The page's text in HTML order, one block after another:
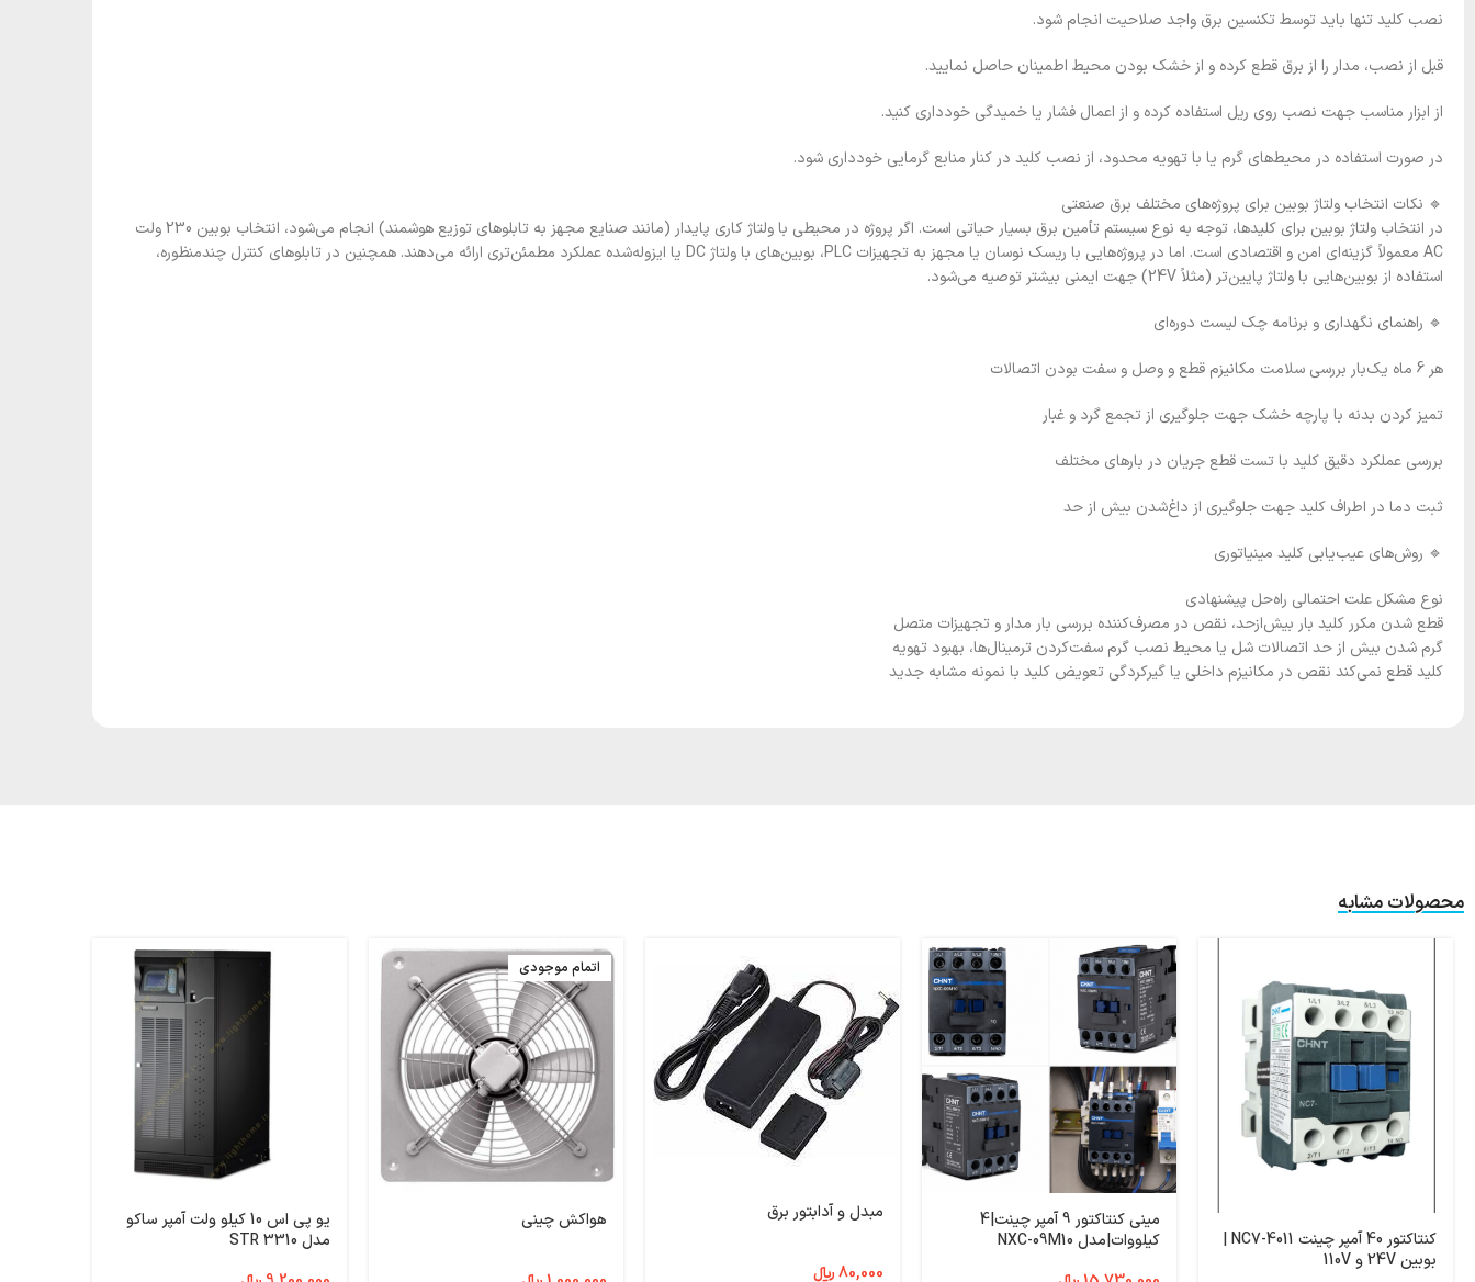
نصب کلید تنها باید توسط تکنسین برق واجد صلاحیت انجام شود.
قبل از نصب، مدار را از برق قطع کرده و از خشک بودن محیط اطمینان حاصل نمایید.
از ابزار مناسب جهت نصب روی ریل استفاده کرده و از اعمال فشار یا خمیدگی خودداری کنید.
در صورت استفاده در محیط‌های گرم یا با تهویه محدود، از نصب کلید در کنار منابع گرمایی خودداری شود.
🔹 نکات انتخاب ولتاژ بوبین برای پروژه‌های مختلف برق صنعتی
در انتخاب ولتاژ بوبین برای کلیدها، توجه به نوع سیستم تأمین برق بسیار حیاتی است. اگر پروژه در محیطی با ولتاژ کاری پایدار (مانند صنایع مجهز به تابلوهای توزیع هوشمند) انجام می‌شود، انتخاب بوبین 230 ولت
AC معمولاً گزینه‌ای امن و اقتصادی است. اما در پروژه‌هایی با ریسک نوسان یا مجهز به تجهیزات PLC، بوبین‌های با ولتاژ DC یا ایزوله‌شده عملکرد مطمئن‌تری ارائه می‌دهند. همچنین در تابلوهای کنترل چندمنظوره،
استفاده از بوبین‌هایی با ولتاژ پایین‌تر (مثلاً 24V) جهت ایمنی بیشتر توصیه می‌شود.
🔹 راهنمای نگهداری و برنامه چک لیست دوره‌ای
هر 6 ماه یک‌بار بررسی سلامت مکانیزم قطع و وصل و سفت بودن اتصالات
تمیز کردن بدنه با پارچه خشک جهت جلوگیری از تجمع گرد و غبار
بررسی عملکرد دقیق کلید با تست قطع جریان در بارهای مختلف
ثبت دما در اطراف کلید جهت جلوگیری از داغ‌شدن بیش از حد
🔹 روش‌های عیب‌یابی کلید مینیاتوری
نوع مشکل علت احتمالی راه‌حل پیشنهادی
قطع شدن مکرر کلید بار بیش‌ازحد، نقص در مصرف‌کننده بررسی بار مدار و تجهیزات متصل
گرم شدن بیش از حد اتصالات شل یا محیط نصب گرم سفت‌کردن ترمینال‌ها، بهبود تهویه
کلید قطع نمی‌کند نقص در مکانیزم داخلی یا گیرکردگی تعویض کلید با نمونه مشابه جدید
محصولات مشابه
کنتاکتور 40 آمپر چینت NC7-4011 |
بوبین 24V و 110V
مینی کنتاکتور 9 آمپر چینت|4
کیلووات|مدل NXC-09M10
مبدل و آدابتور برق
80,000﷼
اتمام موجودی
هواکش چینی
یو پی اس 10 کیلو ولت آمپر ساکو
مدل STR 3310